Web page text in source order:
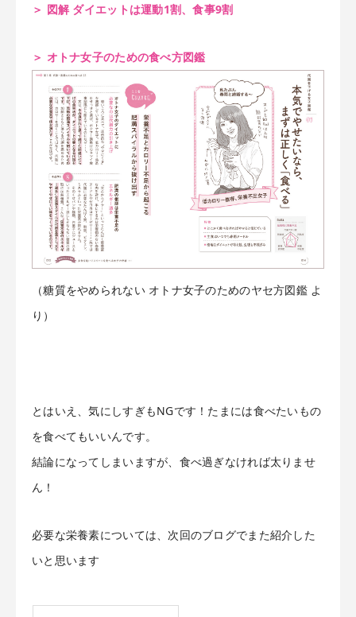
＞ 図解 ダイエットは運動1割、食事9割
＞ オトナ女子のための食べ方図鑑
（糖質をやめられない オトナ女子のためのヤセ方図鑑 よ
り）
とはいえ、気にしすぎもNGです！たまには食べたいもの
を食べてもいいんです。
結論になってしまいますが、食べ過ぎなければ太りませ
ん！
必要な栄養素については、次回のブログでまた紹介した
いと思います